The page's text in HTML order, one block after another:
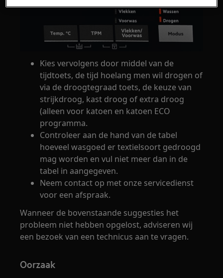
Kies vervolgens door middel van de
tijdtoets, de tijd hoelang men wil drogen of
via de droogtegraad toets, de keuze van
strijkdroog, kast droog of extra droog
(alleen voor katoen en katoen ECO
programma.
Controleer aan de hand van de tabel
hoeveel wasgoed er textielsoort gedroogd
mag worden en vul niet meer dan in de
tabel in aangegeven.
Neem contact op met onze servicedienst
voor een afspraak.
Wanneer de bovenstaande suggesties het
probleem niet hebben opgelost, adviseren wij
een bezoek van een technicus aan te vragen.
Oorzaak